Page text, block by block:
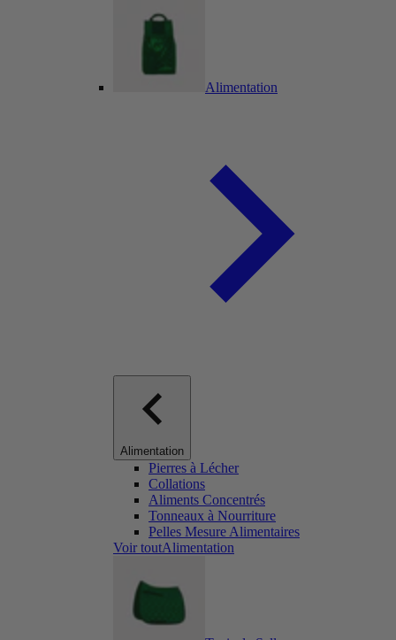
Alimentation
Alimentation
Pierres à Lécher
Collations
Aliments Concentrés
Tonneaux à Nourriture
Pelles Mesure Alimentaires
Voir toutAlimentation